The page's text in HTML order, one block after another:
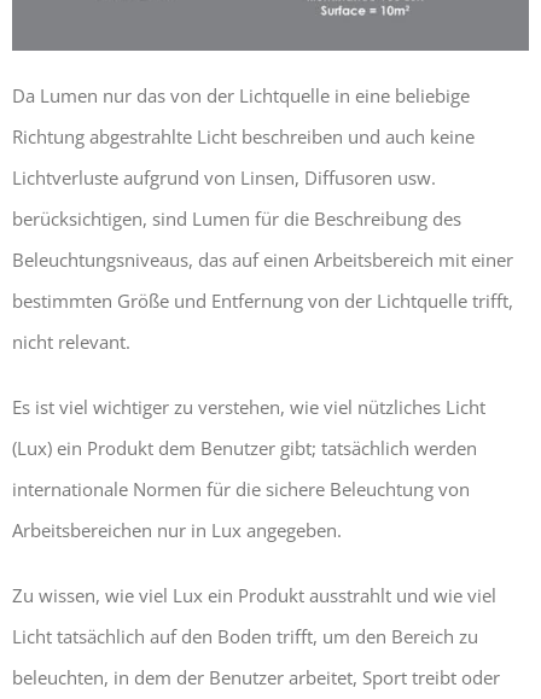
Da Lumen nur das von der Lichtquelle in eine beliebige
Richtung abgestrahlte Licht beschreiben und auch keine
Lichtverluste aufgrund von Linsen, Diffusoren usw.
berücksichtigen, sind Lumen für die Beschreibung des
Beleuchtungsniveaus, das auf einen Arbeitsbereich mit einer
bestimmten Größe und Entfernung von der Lichtquelle trifft,
nicht relevant.
Es ist viel wichtiger zu verstehen, wie viel nützliches Licht
(Lux) ein Produkt dem Benutzer gibt; tatsächlich werden
internationale Normen für die sichere Beleuchtung von
Arbeitsbereichen nur in Lux angegeben.
Zu wissen, wie viel Lux ein Produkt ausstrahlt und wie viel
Licht tatsächlich auf den Boden trifft, um den Bereich zu
beleuchten, in dem der Benutzer arbeitet, Sport treibt oder